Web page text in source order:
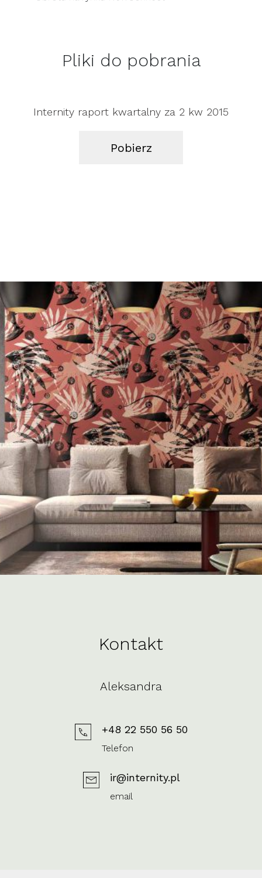
Pliki do pobrania
Internity raport kwartalny za 2 kw 2015
Pobierz
Kontakt
Aleksandra
+48 22 550 56 50
Telefon
ir@internity.pl
email